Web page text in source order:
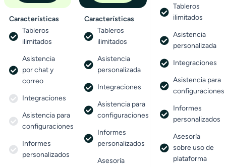
Características
Tableros
ilimitados
Asistencia
por chat y
correo
Integraciones
Asistencia para
configuraciones
Informes
personalizados
Características
Tableros
ilimitados
Asistencia
personalizada
Integraciones
Asistencia para
configuraciones
Informes
personalizados
Asesoría
Tableros
ilimitados
Asistencia
personalizada
Integraciones
Asistencia para
configuraciones
Informes
personalizados
Asesoría
sobre uso de
plataforma